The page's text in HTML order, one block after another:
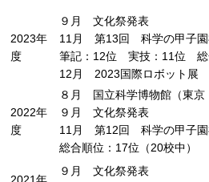
2023年
度
９月 文化祭発表
11月 第13回 科学の甲子
筆記：12位 実技：11位 総
12月 2023国際ロボット展
2022年
度
８月 国立科学博物館（東京
９月 文化祭発表
11月 第12回 科学の甲子
総合順位：17位（20校中）
９月 文化祭発表